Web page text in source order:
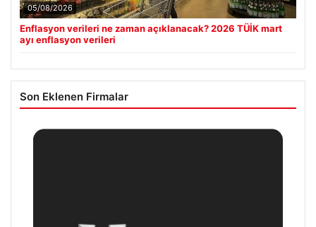
05/08/2026
Enflasyon verileri ne zaman açıklanacak? 2026 TÜİK mart
ayı enflasyon verileri
Son Eklenen Firmalar